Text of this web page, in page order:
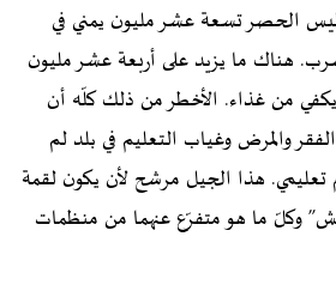
الحصر تسعة عشر مليون يمني في
هناك ما يزيد على أربعة عشر مليون
من غذاء. الأخطر من ذلك كلّه أن
والمرض وغياب التعليم في بلد لم
هذا الجيل مرشح لأن يكون لقمة
وكلّ ما هو متفرّع عنهما من منظمات